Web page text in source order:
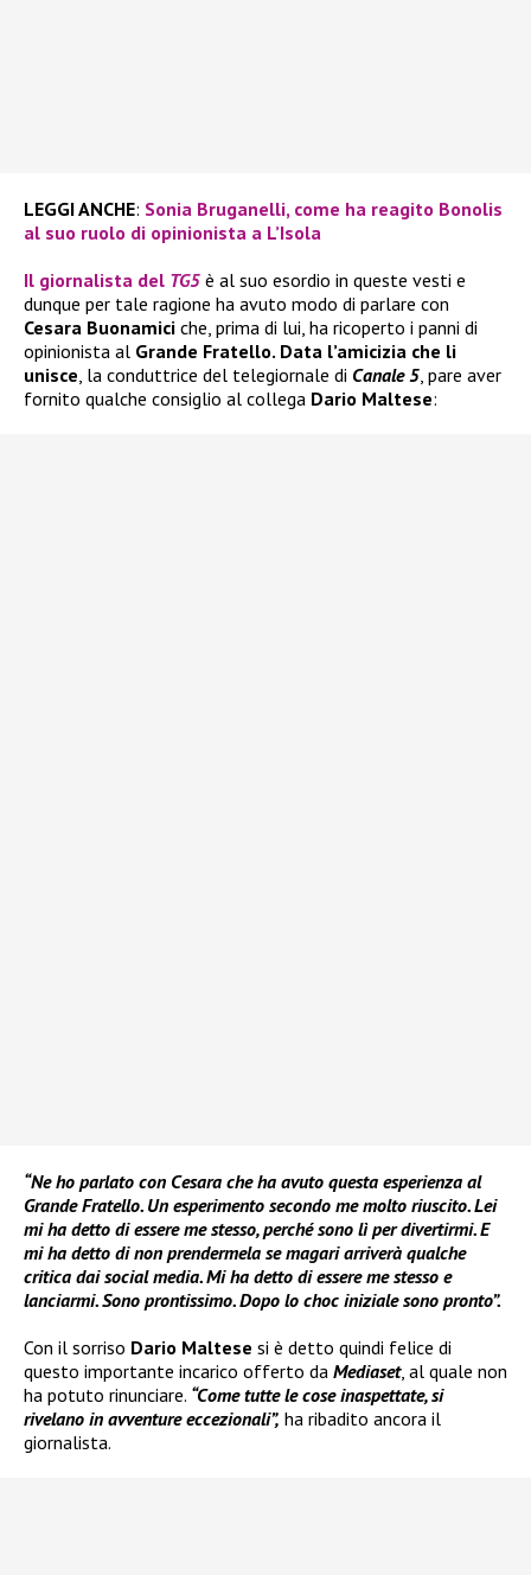
LEGGI ANCHE: Sonia Bruganelli, come ha reagito Bonolis
al suo ruolo di opinionista a L’Isola
Il giornalista del TG5 è al suo esordio in queste vesti e
dunque per tale ragione ha avuto modo di parlare con
Cesara Buonamici che, prima di lui, ha ricoperto i panni di
opinionista al Grande Fratello. Data l’amicizia che li
unisce, la conduttrice del telegiornale di Canale 5, pare aver
fornito qualche consiglio al collega Dario Maltese:
“Ne ho parlato con Cesara che ha avuto questa esperienza al
Grande Fratello. Un esperimento secondo me molto riuscito. Lei
mi ha detto di essere me stesso, perché sono lì per divertirmi. E
mi ha detto di non prendermela se magari arriverà qualche
critica dai social media. Mi ha detto di essere me stesso e
lanciarmi. Sono prontissimo. Dopo lo choc iniziale sono pronto”.
Con il sorriso Dario Maltese si è detto quindi felice di
questo importante incarico offerto da Mediaset, al quale non
ha potuto rinunciare. “Come tutte le cose inaspettate, si
rivelano in avventure eccezionali”, ha ribadito ancora il
giornalista.